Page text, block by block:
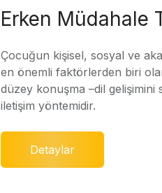
Erken Müdahale
Çocuğun kişisel, sosyal ve
en önemli faktörlerden biri
düzey konuşma –dil gelişimini
iletişim yöntemidir.
Detaylar